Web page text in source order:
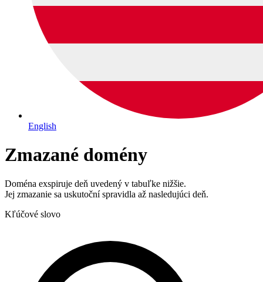
English
Zmazané domény
Doména exspiruje deň uvedený v tabuľke nižšie.
Jej zmazanie sa uskutoční spravidla až nasledujúci deň.
Kľúčové slovo